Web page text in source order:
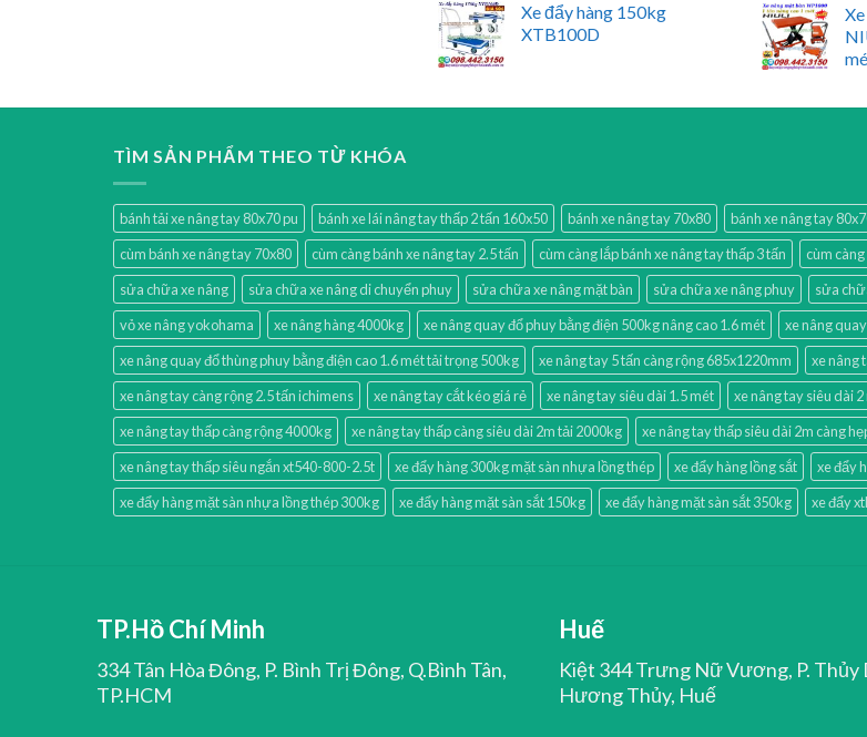
Xe đẩy hàng 150kg
XTB100D
TÌM SẢN PHẨM THEO TỪ KHÓA
bánh tải xe nâng tay 80x70 pu bánh xe lái nâng tay thấp 2 tấn 160x50 bánh xe nâng tay 70x80 bánh xe nâng tay
cùm bánh xe nâng tay 70x80
cùm càng bánh xe nâng tay 2.5 tấn cùm càng lắp bánh xe nâng tay thấp 3 tấn cùm
sửa chữa xe nâng
sửa chữa xe nâng di chuyển phuy sửa chữa xe nâng mặt bàn sửa chữa xe nâng phuy sửa
vỏ xe nâng yokohama
xe nâng hàng 4000kg xe nâng quay đổ phuy bằng điện 500kg nâng cao 1.6 mét
xe nâng
xe nâng quay đổ thùng phuy bằng điện cao 1.6 mét tải trọng 500kg
xe nâng tay 5 tấn càng rộng 685x1220mm xe nâng
xe nâng tay càng rộng 2.5 tấn ichimens
xe nâng tay cắt kéo giá rẻ xe nâng tay siêu dài 1.5 mét xe nâng tay siêu dài
xe nâng tay thấp càng rộng 4000kg
xe nâng tay thấp càng siêu dài 2m tải 2000kg xe nâng tay thấp siêu dài 2m càng
xe nâng tay thấp siêu ngắn xt540-800-2.5t
xe đẩy hàng 300kg mặt sàn nhựa lồng thép xe đẩy hàng lồng sắt xe đẩy
xe đẩy hàng mặt sàn nhựa lồng thép 300kg
xe đẩy hàng mặt sàn sắt 150kg xe đẩy hàng mặt sàn sắt 350kg xe đẩy
TP.Hồ Chí Minh
334 Tân Hòa Đông, P. Bình Trị Đông, Q.Bình Tân,
TP.HCM
Huế
Kiệt 344 Trưng Nữ Vương, P. Thủy
Hương Thủy, Huế